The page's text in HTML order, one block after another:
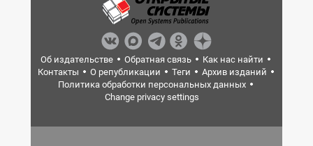
Об издательстве Обратная связь
Как нас найти
Контакты
О републикации Теги
Архив изданий
Политика обработки персональных данных
Change privacy settings